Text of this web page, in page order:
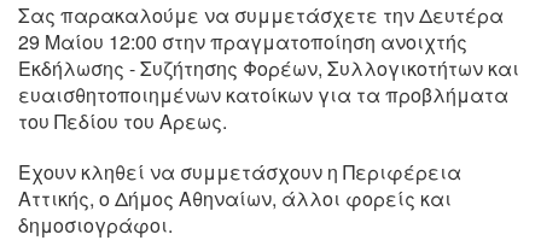
Σας παρακαλούμε να συμμετάσχετε την Δευτέρα
29 Μαίου 12:00 στην πραγματοποίηση ανοιχτής
Εκδήλωσης - Συζήτησης Φορέων, Συλλογικοτήτων και
ευαισθητοποιημένων κατοίκων για τα προβλήματα
του Πεδίου του Αρεως.
Εχουν κληθεί να συμμετάσχουν η Περιφέρεια
Αττικής, o Δήμος Αθηναίων, άλλοι φορείς και
δημοσιογράφοι.